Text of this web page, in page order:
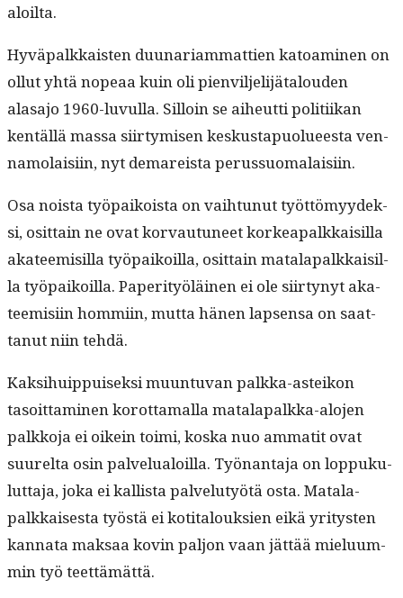
aloilta.
Hyvä­palkkaisten duu­nar­i­ammat­tien katoami­nen on
ollut yhtä nopeaa kuin oli pienvil­jeli­jä­talouden
alasajo 1960-luvul­la. Sil­loin se aiheut­ti poli­ti­ikan
ken­täl­lä mas­sa siir­tymisen keskustapuolueesta ven­
namo­laisi­in, nyt demareista perussuomalaisiin.
Osa noista työ­paikoista on vai­h­tunut työt­tömyy­dek­
si, osit­tain ne ovat kor­vau­tuneet korkea­palkkaisil­la
aka­teemisil­la työ­paikoil­la, osit­tain mata­la­palkkaisil­
la työ­paikoil­la. Paper­i­työläi­nen ei ole siir­tynyt aka­
teemisi­in hom­mi­in, mut­ta hänen lapsen­sa on saat­
tanut niin tehdä.
Kak­si­huip­puisek­si muun­tu­van palk­ka-asteikon
tasoit­ta­mi­nen korot­ta­mal­la mata­la­palk­ka-alo­jen
palkko­ja ei oikein toi­mi, kos­ka nuo ammatit ovat
suurelta osin palvelu­aloil­la. Työ­nan­ta­ja on lop­puku­
lut­ta­ja, joka ei kallista palve­lu­työtä osta. Mata­la­
palkkaises­ta työstä ei koti­talouk­sien eikä yri­tys­ten
kan­na­ta mak­saa kovin paljon vaan jät­tää mielu­um­
min työ teettämättä.